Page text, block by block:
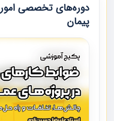
دوره‌های تخصصی امور
پیمان